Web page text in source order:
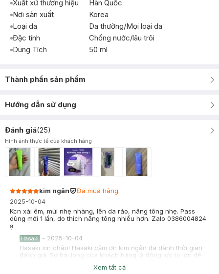
Xuất xứ thương hiệu
Hàn Quốc
Nơi sản xuất
Korea
Loại da
Da thường/Mọi loại da
Đặc tính
Chống nước/lâu trôi
Dung Tích
50 ml
Thành phần sản phẩm
Hướng dẫn sử dụng
Đánh giá(25)
Hình ảnh thực tế của khách hàng
kim ngân
Đã mua hàng
2025-10-04
Kcn xài êm, mùi nhẹ nhàng, lên da ráo, nâng tông nhẹ. Pass
dùng mới 1 lần, do thích nâng tông nhiều hơn. Zalo 0386004824
ạ
Hasaki - 2025-10-04
Hasaki xin chào! Hasaki cảm ơn kim ngân đã dành thời gian
đánh giá. Sự hài lòng của khách hàng là động lực to lớn để
Hasaki ngày càng phát triển hơn nữa về chất lượng dịch vụ.
Cảm ơn bạn đã tin tưởng và mua sắm tại Hasaki!
Xem tất cả